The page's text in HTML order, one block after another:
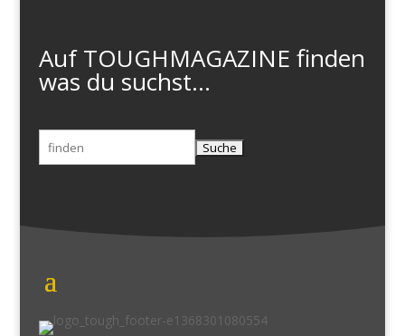
Auf TOUGHMAGAZINE finden
was du suchst...
Suchen
nach: